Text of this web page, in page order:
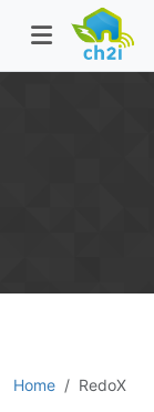
Home RedoX